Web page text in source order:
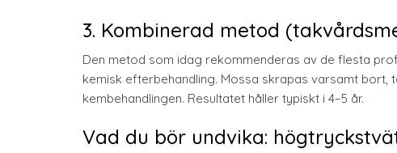
3. Kombinerad metod
Den metod som idag rekommenderas av de flesta
kemisk efterbehandling. Mossa skrapas varsamt
kembehandlingen. Resultatet håller typiskt i 4–5 år.
Vad du bör undvika: